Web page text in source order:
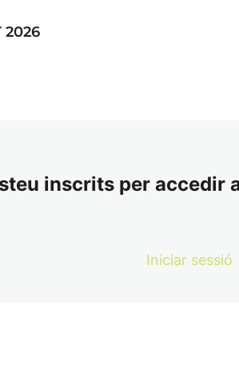
2026
inscrits per accedir
Iniciar sessió